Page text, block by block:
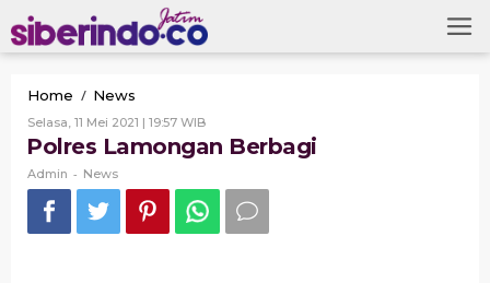
to
content
Home / News
Lamongan
Berbagi
Selasa, 11 Mei 2021 | 19:57 WIBOleh
Admin
Polres Lamongan Berbagi
Admin - News